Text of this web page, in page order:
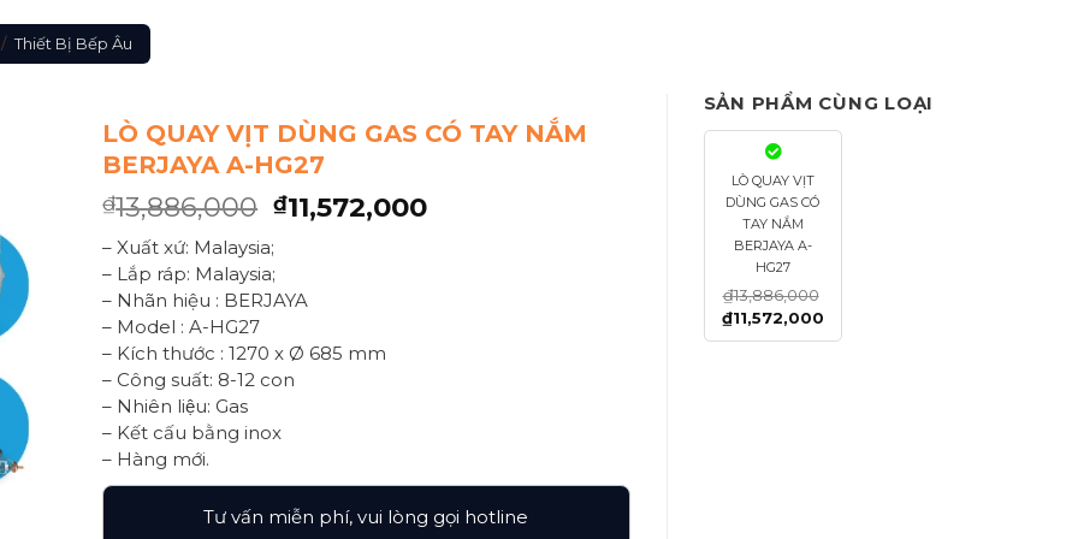
/ Thiết Bị Bếp Âu
LÒ QUAY VỊT DÙNG GAS CÓ TAY NẮM
BERJAYA A-HG27
₫13,886,000 ₫11,572,000
– Xuất xứ: Malaysia;
– Lắp ráp: Malaysia;
– Nhãn hiệu : BERJAYA
– Model : A-HG27
– Kích thước : 1270 x Ø 685 mm
– Công suất: 8-12 con
– Nhiên liệu: Gas
– Kết cấu bằng inox
– Hàng mới.
Tư vấn miễn phí, vui lòng gọi hotline
SẢN PHẨM CÙNG LOẠI
LÒ QUAY VỊT
DÙNG GAS CÓ
TAY NẮM
BERJAYA A-
HG27
₫13,886,000
₫11,572,000